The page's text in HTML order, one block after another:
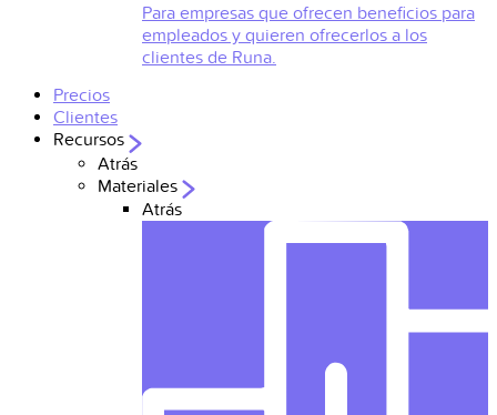
Para empresas que ofrecen beneficios para
empleados y quieren ofrecerlos a los
clientes de Runa.
Precios
Clientes
Recursos
Atrás
Materiales
Atrás